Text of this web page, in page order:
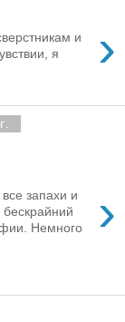
›
и
я
›
запахи и
Немного